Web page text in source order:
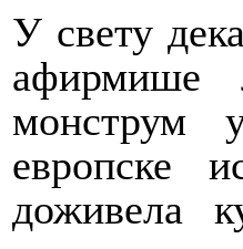
У свету
афирмише
монструм
европске
доживела